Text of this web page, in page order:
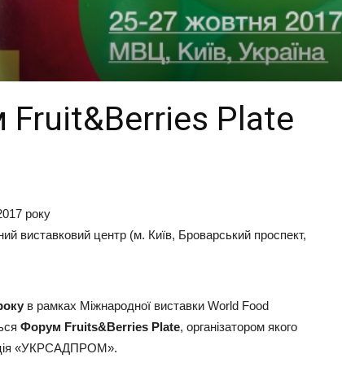
Plate
року
виставковий центр (м. Київ, Броварський проспект,
в рамках Міжнародної виставки World Food
Форум Fruits&Berries Plate, організатором якого
«УКРСАДПРОМ».